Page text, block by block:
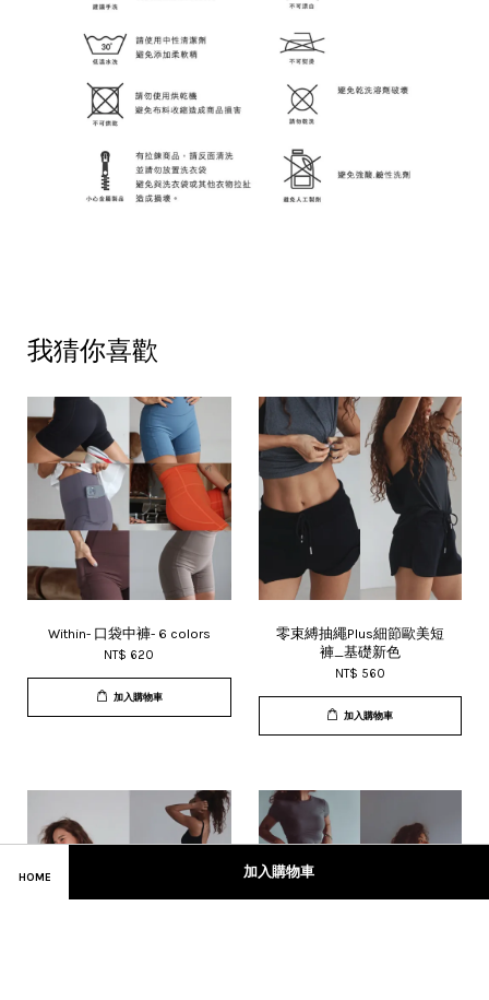
HOME 加入購物車
我猜你喜歡
Within- 口袋中褲- 6 colors
NT$ 620
加入購物車
零束縛抽繩Plus細節歐美短
褲_基礎新色
NT$ 560
加入購物車